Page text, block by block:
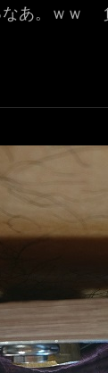
なあ。ｗｗ